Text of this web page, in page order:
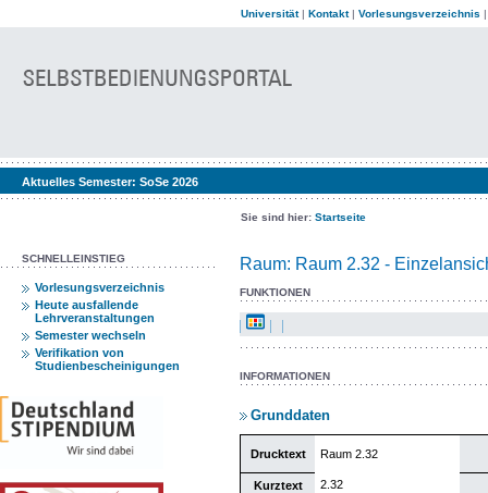
Universität| Kontakt| Vorlesungsverzeichnis
Aktuelles Semester: SoSe 2026
Sie sind hier: Startseite
SCHNELLEINSTIEG
Vorlesungsverzeichnis
Heute ausfallende
Lehrveranstaltungen
Semester wechseln
Verifikation von
Studienbescheinigungen
Raum: Raum 2.32 -
FUNKTIONEN
INFORMATIONEN
Grunddaten
Drucktext Raum 2.32
Kurztext
2.32